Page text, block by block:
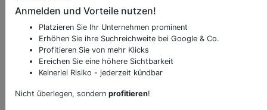
Kartenansicht Grenzackerstraße 2-4 inWien
Anmelden und Vorteile nutzen!
Platzieren Sie Ihr Unternehmen prominent
Erhöhen Sie ihre Suchreichweite bei Google & Co.
Profitieren Sie von mehr Klicks
Ereichen Sie eine höhere Sichtbarkeit
Keinerlei Risiko - jederzeit kündbar
Nicht überlegen, sondern profitieren!